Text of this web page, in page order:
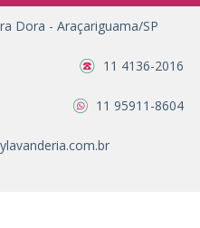
Dora - Araçariguama/SP
11 4136-2016
11 95911-8604